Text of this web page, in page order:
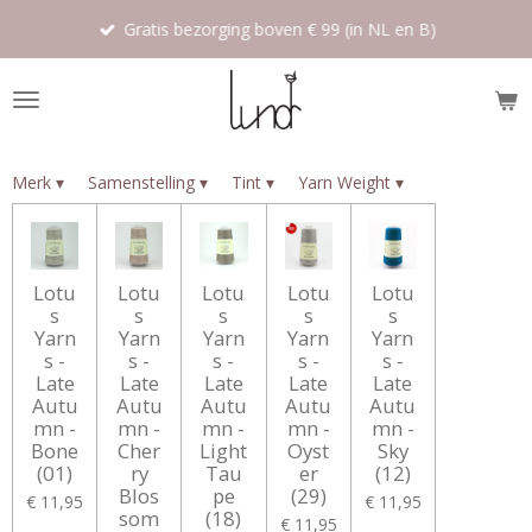
de
Gratis bezorging boven € 99 (in NL en B)
Merk ▾ Samenstelling ▾ Tint ▾ Yarn Weight ▾
Lotu
s
Yarn
s -
Late
Autu
mn -
Bone
(01)
€ 11,95
Lotu
s
Yarn
s -
Late
Autu
mn -
Cher
ry
Blos
som
Lotu
s
Yarn
s -
Late
Autu
mn -
Light
Tau
pe
(18)
Lotu
s
Yarn
s -
Late
Autu
mn -
Oyst
er
(29)
€ 11,95
Lotu
s
Yarn
s -
Late
Autu
mn -
Sky
(12)
€ 11,95